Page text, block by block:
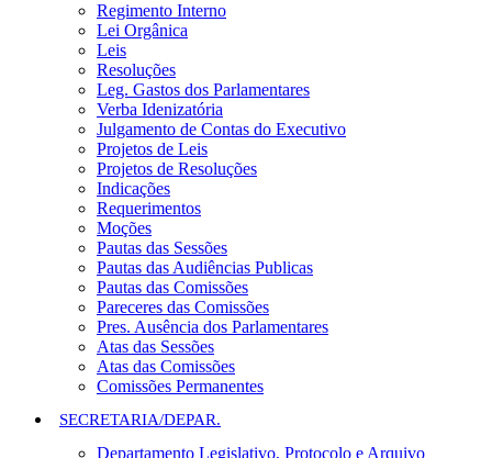
Regimento Interno
Lei Orgânica
Leis
Resoluções
Leg. Gastos dos Parlamentares
Verba Idenizatória
Julgamento de Contas do Executivo
Projetos de Leis
Projetos de Resoluções
Indicações
Requerimentos
Moções
Pautas das Sessões
Pautas das Audiências Publicas
Pautas das Comissões
Pareceres das Comissões
Pres. Ausência dos Parlamentares
Atas das Sessões
Atas das Comissões
Comissões Permanentes
SECRETARIA/DEPAR.
Departamento Legislativo, Protocolo e Arquivo